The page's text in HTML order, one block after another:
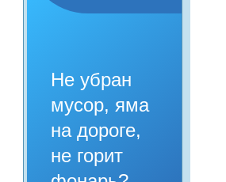
Не убран
мусор, яма
на дороге,
не горит